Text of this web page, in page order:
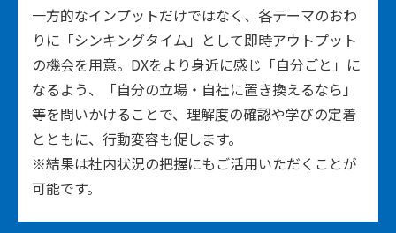
一方的なインプットだけではなく、各テーマのおわ
りに「シンキングタイム」として即時アウトプット
の機会を用意。DXをより身近に感じ「自分ごと」に
なるよう、「自分の立場・自社に置き換えるなら」
等を問いかけることで、理解度の確認や学びの定着
とともに、行動変容も促します。
※結果は社内状況の把握にもご活用いただくことが
可能です。